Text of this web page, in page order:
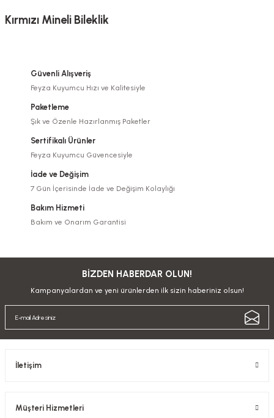
Kırmızı Mineli Bileklik
Güvenli Alışveriş
Feyza Kuyumcu Hızı ve Kalitesiyle
Paketleme
Şık ve Özenle Hazırlanmış Paketler
Sertifikalı Ürünler
Feyza Kuyumcu Güvencesiyle
İade ve Değişim
7 Gün İçerisinde İade ve Değişim Kolaylığı
Bakım Hizmeti
Bakım ve Onarım Garantisi
BİZDEN HABERDAR OLUN!
Kampanyalardan ve yeni ürünlerden ilk sizin haberiniz olsun!
İletişim
Müşteri Hizmetleri